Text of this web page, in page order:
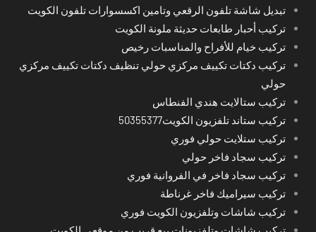
تبديل شاشة تلفون الرقعي وتامين اكسسوارات تلفون الكويت
تركيب أحبار طابعات حديثة ملونة الكويت
تركيب خيام للأفراح والمناسبات رخيص
تركيب دكتات تكييف مركزي حولي تنظيف دكتات تكييف مركزي
حولي
تركيب ستالايت هندي الفنطاس
تركيب ستاند تلفزيون الكويت50355377
تركيب ستلايت حولي فوري
تركيب سجاد فاخر حولي
تركيب سجاد فاخر في الفروانية فوري
تركيب سيراميك فاخر غرناطة
تركيب شاشات وتلفزيون الكويت فوري